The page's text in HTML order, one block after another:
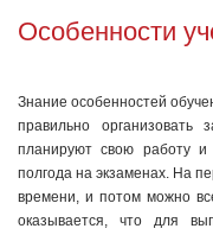
Особенности
Знание особенностей
правильно организовать
планируют свою работу и
полгода на экзаменах. На
времени, и потом можно
оказывается, что для